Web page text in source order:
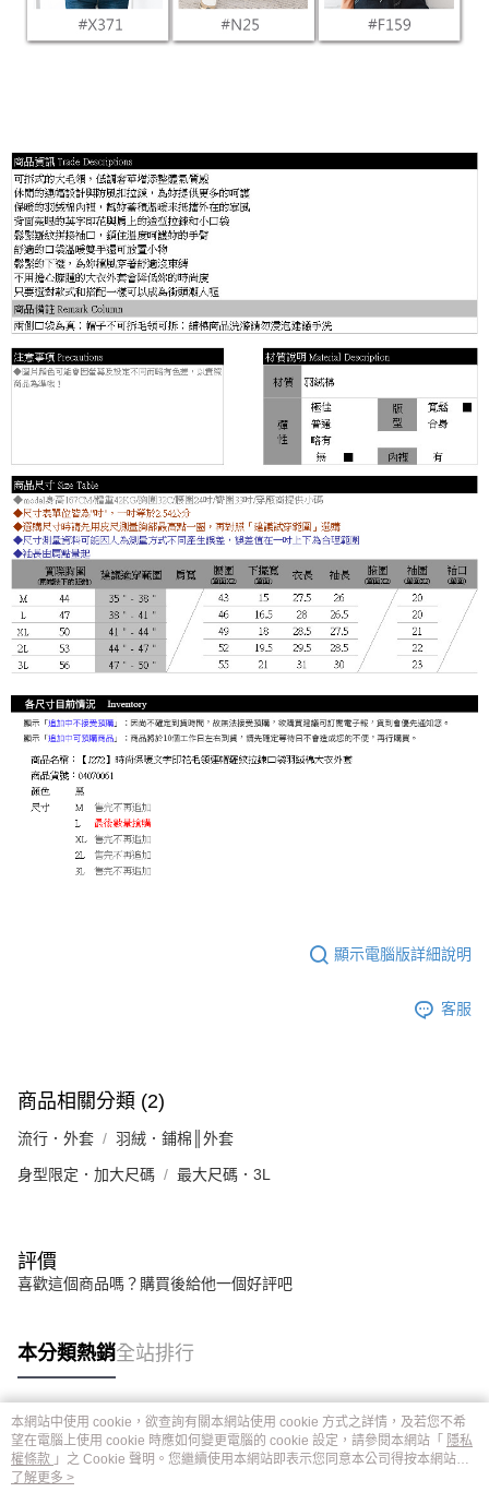
顯示電腦版詳細說明
客服
商品相關分類 (2)
流行．外套 羽絨．鋪棉║外套
身型限定．加大尺碼 最大尺碼．3L
評價
喜歡這個商品嗎？購買後給他一個好評吧
本分類熱銷全站排行
熱門標籤
本網站中使用 cookie，欲查詢有關本網站使用 cookie 方式之詳情，及若您不希
望在電腦上使用 cookie 時應如何變更電腦的 cookie 設定，請參閱本網站「 隱私
權條款 」之 Cookie 聲明。您繼續使用本網站即表示您同意本公司得按本網站使
用條款之 Cookie 聲明使用 cookie。
了解更多 >